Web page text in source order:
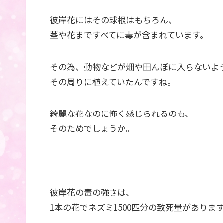
彼岸花にはその球根はもちろん、
茎や花まですべてに毒が含まれています。
その為、動物などが畑や田んぼに入らないよ
その周りに植えていたんですね。
綺麗な花なのに怖く感じられるのも、
そのためでしょうか。
彼岸花の毒の強さは、
1本の花でネズミ1500匹分の致死量があります